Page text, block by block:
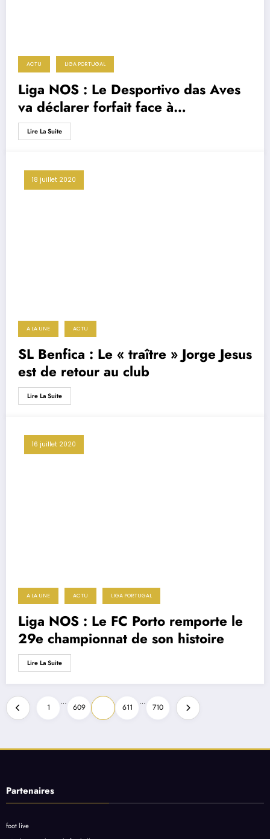
ACTU LIGA PORTUGAL
Liga NOS : Le Desportivo das Aves
va déclarer forfait face à
Portimonense
Lire La Suite
18 juillet 2020
A LA UNE ACTU
SL Benfica : Le « traître » Jorge Jesus
est de retour au club
Lire La Suite
16 juillet 2020
A LA UNE ACTU LIGA PORTUGAL
Liga NOS : Le FC Porto remporte le
29e championnat de son histoire
Lire La Suite
Pagination
des
publications
1
…
609 611
…
710
Partenaires
foot live